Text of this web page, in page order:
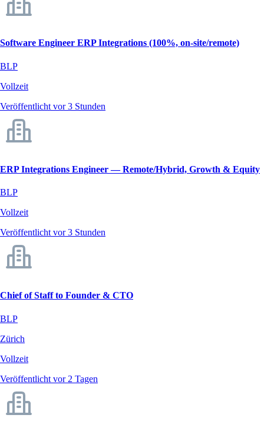
Software Engineer ERP Integrations (100%, on-site/remote)
BLP
Vollzeit
Veröffentlicht vor 3 Stunden
ERP Integrations Engineer — Remote/Hybrid, Growth & Equity
BLP
Vollzeit
Veröffentlicht vor 3 Stunden
Chief of Staff to Founder & CTO
BLP
Zürich
Vollzeit
Veröffentlicht vor 2 Tagen